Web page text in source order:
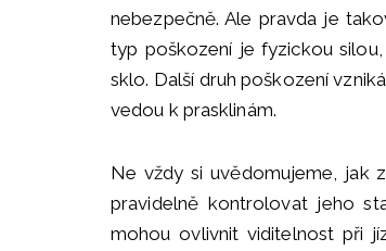
nebezpečně. Ale pravda je
typ poškození je fyzickou
sklo. Další druh poškození
vedou k prasklinám.
Ne vždy si uvědomujeme, jak
pravidelně kontrolovat jeho
mohou ovlivnit viditelnost při